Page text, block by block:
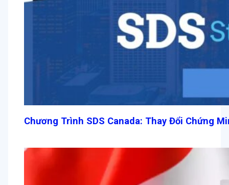
Chương Trình SDS Canada: Thay Đổi Chứng